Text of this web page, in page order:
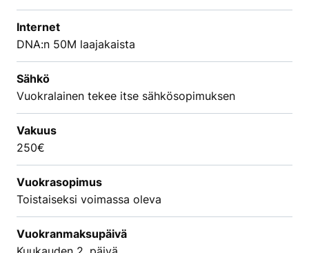
Internet
DNA:n 50M laajakaista
Sähkö
Vuokralainen tekee itse sähkösopimuksen
Vakuus
250€
Vuokrasopimus
Toistaiseksi voimassa oleva
Vuokranmaksupäivä